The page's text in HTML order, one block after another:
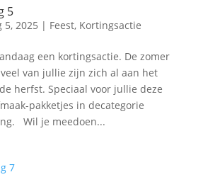
5
5, 2025 | Feest, Kortingsactie
een kortingsactie. De zomer
van jullie zijn zich al aan het
herfst. Speciaal voor jullie deze
pakketjes in decategorie
Wil je meedoen...